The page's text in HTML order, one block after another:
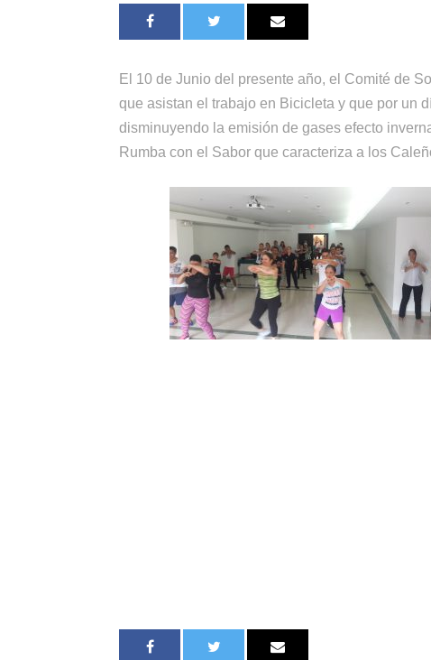
El 10 de Junio del presente año, el Comité de
que asistan el trabajo en Bicicleta y que por un
disminuyendo la emisión de gases efecto
Rumba con el Sabor que caracteriza a los